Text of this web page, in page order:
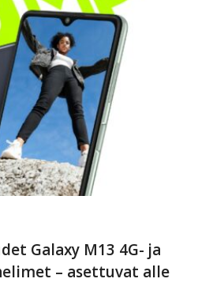
Galaxy M13 4G- ja
– asettuvat alle